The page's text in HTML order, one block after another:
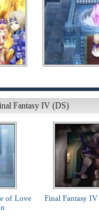
Fantasy IV (DS)
of Love
Final Fantasy